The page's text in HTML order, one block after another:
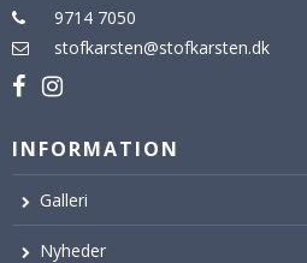
9714 7050
stofkarsten@stofkarsten.dk
INFORMATION
Galleri
Nyheder